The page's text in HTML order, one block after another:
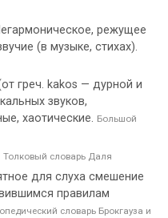
режущее
(в музыке, стихах).
греч. kakos — дурной и
звуков,
хаотические. Большой
Толковый словарь Даля
для слуха смешение
правилам
словарь Брокгауза и